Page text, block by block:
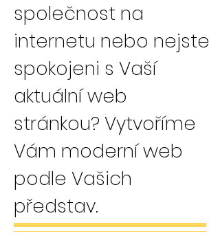
společnost na
internetu nebo nejste
spokojeni s Vaší
aktuální web
stránkou? Vytvoříme
Vám moderní web
podle Vašich
představ.